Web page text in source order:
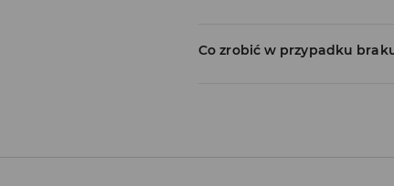
Co zrobić w przypadku